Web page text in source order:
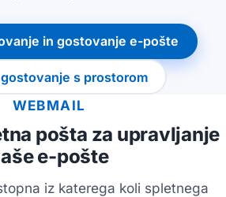
in gostovanje e-pošte
s prostorom
WEBMAIL
pošta za upravljanje
e-pošte
iz katerega koli spletnega